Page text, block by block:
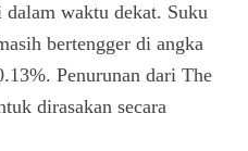
dalam waktu dekat. Suku
bertengger di angka
Penurunan dari The
dirasakan secara